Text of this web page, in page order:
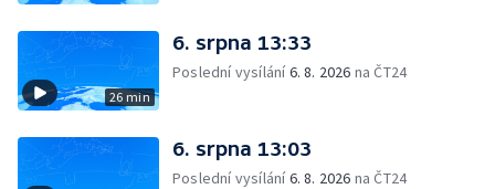
26 min
6. srpna 13:33
Poslední vysílání6. 8. 2026 na ČT24
6. srpna 13:03
Poslední vysílání6. 8. 2026 na ČT24